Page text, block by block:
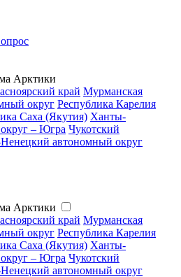
Арктики
край Мурманская
округ Республика Карелия
Саха (Якутия) Ханты-
– Югра Чукотский
автономный округ
Арктики
край Мурманская
округ Республика Карелия
Саха (Якутия) Ханты-
– Югра Чукотский
автономный округ